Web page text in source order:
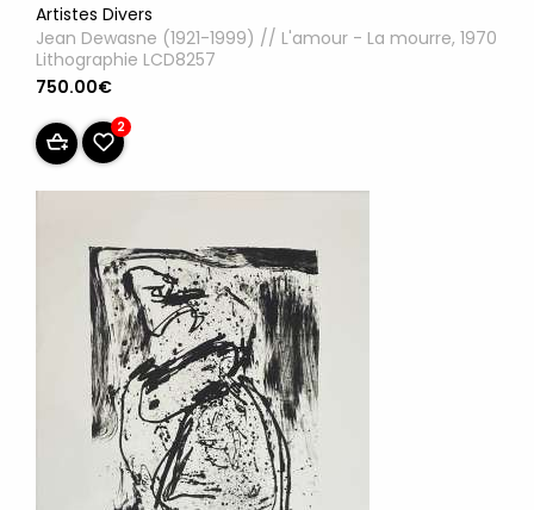
Artistes Divers
Jean Dewasne (1921-1999) // L'amour - La mourre, 1970
Lithographie LCD8257
750.00€
2